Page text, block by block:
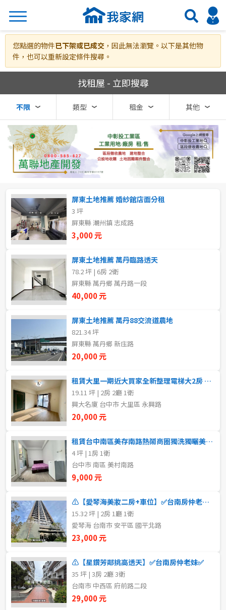
搜尋
縣市
不限
基隆市
新北市
宜蘭縣
桃園市
新竹市
苗栗縣
彰化縣
南投縣
雲林縣
嘉義市
嘉義縣
高雄市
屏東縣
台東縣
區域
不限
類型(可複選)
不拘 整層住家
雅房 其他住宅 店面
辦公 住辦 廠房
坪數
不拘
20~30 坪
40~50 坪
60~70 坪 70~80 坪
80坪以上
~ 坪
樓層
您點選的物件已下架或已成交 ，因此無法瀏覽。以下是其他物
件，也可以重新設定條件搜尋。
我家網房屋租賃
找租屋 - 立即搜尋
不限 類型 租金 其他
屏東土地推薦 婚紗館店面分租
3 坪
屏東縣 潮州鎮 志成路
3,000 元
屏東土地推薦 萬丹臨路透天
78.2 坪 | 6房 2衛
屏東縣 萬丹鄉 萬丹路一段
40,000 元
屏東土地推薦 萬丹88交流道農地
821.34 坪
屏東縣 萬丹鄉 新庒路
20,000 元
租賃大里一期近大買家全新整理電梯大2房 大里南區房地
19.11 坪 | 2房 2廳 1衛
興大名廈 台中市 大里區 永興路
20,000 元
租賃台中南區美存南路熱鬧商圈獨洗獨曬美套房 大里南區房地
4 坪 | 1房 1衛
台中市 南區 美村南路
9,000 元
⚠️【愛琴海美妝二房+車位】✅台南房仲老妹✅
15.32 坪 | 2房 1廳 1衛
愛琴海 台南市 安平區 國平北路
23,000 元
⚠️【星鑽芳鄰挑高透天】✅台南房仲老妹✅
35 坪 | 3房 2廳 3衛
台南市 中西區 府前路二段
29,000 元